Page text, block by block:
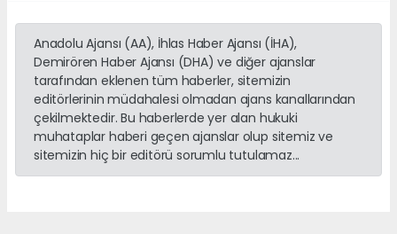
Anadolu Ajansı (AA), İhlas Haber Ajansı (İHA),
Demirören Haber Ajansı (DHA) ve diğer ajanslar
tarafından eklenen tüm haberler, sitemizin
editörlerinin müdahalesi olmadan ajans kanallarından
çekilmektedir. Bu haberlerde yer alan hukuki
muhataplar haberi geçen ajanslar olup sitemiz ve
sitemizin hiç bir editörü sorumlu tutulamaz...